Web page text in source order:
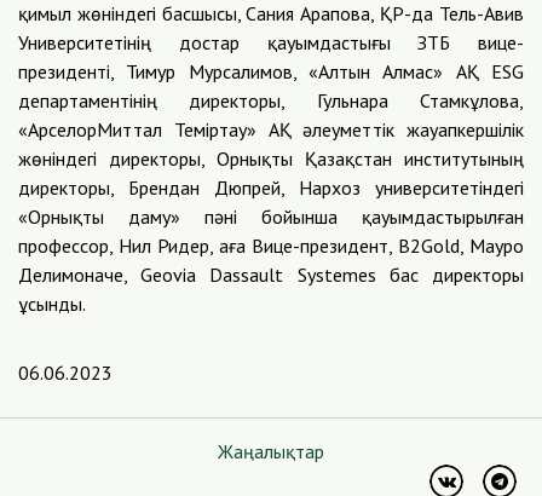
қимыл жөніндегі басшысы, Сания Арапова, ҚР-да Тель-Авив
Университетінің достар қауымдастығы ЗТБ вице-
президенті, Тимур Мурсалимов, «Алтын Алмас» АҚ ESG
департаментінің директоры, Гульнара Стамкұлова,
«АрселорМиттал Теміртау» АҚ әлеуметтік жауапкершілік
жөніндегі директоры, Орнықты Қазақстан институтының
директоры, Брендан Дюпрей, Нархоз университетіндегі
«Орнықты даму» пәні бойынша қауымдастырылған
профессор, Нил Ридер, аға Вице-президент, B2Gold, Мауро
Делимоначе, Geovia Dassault Systemes бас директоры
ұсынды.
06.06.2023
Жаңалықтар